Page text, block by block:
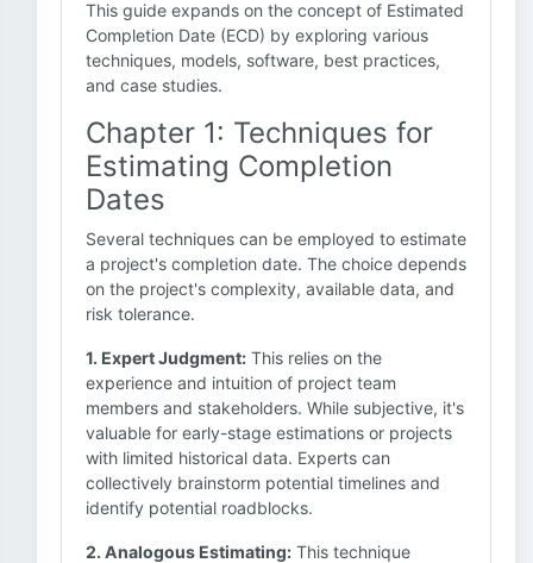
This guide expands on the concept of Estimated
Completion Date (ECD) by exploring various
techniques, models, software, best practices,
and case studies.
Chapter 1: Techniques for
Estimating Completion
Dates
Several techniques can be employed to estimate
a project's completion date. The choice depends
on the project's complexity, available data, and
risk tolerance.
1. Expert Judgment: This relies on the
experience and intuition of project team
members and stakeholders. While subjective, it's
valuable for early-stage estimations or projects
with limited historical data. Experts can
collectively brainstorm potential timelines and
identify potential roadblocks.
2. Analogous Estimating: This technique